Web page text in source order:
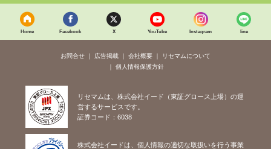
Home Facebook X YouTube Instagram line
お問合せ 広告掲載 会社概要
リセマムについて
個人情報保護方針
リセマムは、株式会社イード（東証グロース上場）の運
営するサービスです。
証券コード：6038
株式会社イードは、個人情報の適切な取扱いを行う事業